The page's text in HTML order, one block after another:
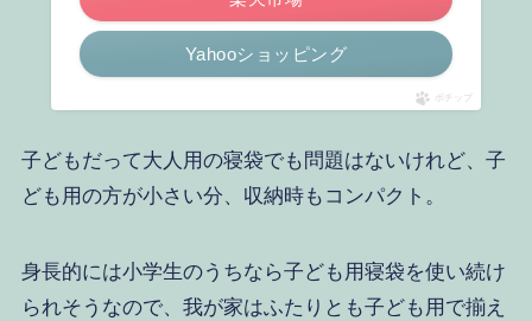
Yahooショッピング
ポチップ
子どもだって大人用の寝袋でも問題はないけれど、子
ども用の方が小さい分、収納時もコンパクト。
身長的には小学生のうちなら子ども用寝袋を使い続け
られそうなので、我が家はふたりとも子ども用で揃え